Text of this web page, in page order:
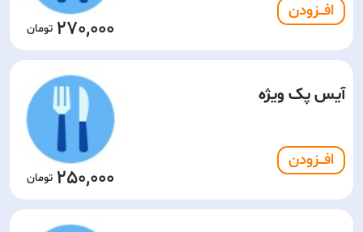
افـــزودن
270,000
آیس پک ویژه
افـــزودن
250,000